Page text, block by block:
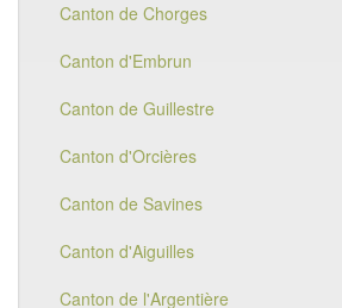
Canton de Chorges
Canton d'Embrun
Canton de Guillestre
Canton d'Orcières
Canton de Savines
Canton d'Aiguilles
Canton de l'Argentière